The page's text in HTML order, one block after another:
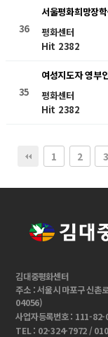
36
서울평화희망장
평화센터
Hit 2382
35
여성지도자 영부
평화센터
Hit 2382
1 2 3
김대중평화센터
주소 : 서울시 마포구 신
04056)
사업자등록번호 : 111-
TEL : 02-324-7972 /